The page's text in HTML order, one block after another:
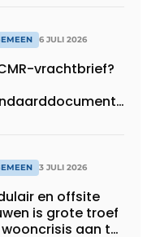
6 JULI 2026
vrachtbrief?
3 JULI 2026
en offsite
is grote troef
aan te